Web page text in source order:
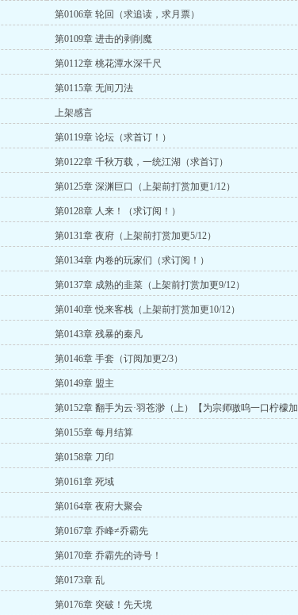
第0106章 轮回（求追读，求月票）
第0109章 进击的剥削魔
第0112章 桃花潭水深千尺
第0115章 无间刀法
上架感言
第0119章 论坛（求首订！）
第0122章 千秋万载，一统江湖（求首订）
第0125章 深渊巨口（上架前打赏加更1/12）
第0128章 人来！（求订阅！）
第0131章 夜府（上架前打赏加更5/12）
第0134章 内卷的玩家们（求订阅！）
第0137章 成熟的韭菜（上架前打赏加更9/12）
第0140章 悦来客栈（上架前打赏加更10/12）
第0143章 残暴的秦凡
第0146章 手套（订阅加更2/3）
第0149章 盟主
第0152章 翻手为云·羽苍渺（上）【为宗师嗷呜一口柠檬加
更2/2】
第0155章 每月结算
第0158章 刀印
第0161章 死域
第0164章 夜府大聚会
第0167章 乔峰≠乔霸先
第0170章 乔霸先的诗号！
第0173章 乱
第0176章 突破！先天境